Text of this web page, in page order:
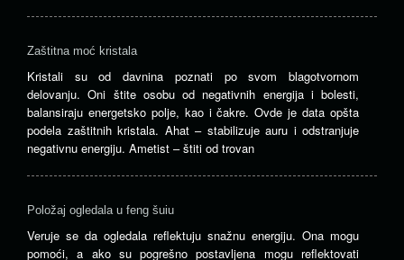
Zaštitna moć kristala
Kristali su od davnina poznati po svom blagotvornom
delovanju. Oni štite osobu od negativnih energija i bolesti,
balansiraju energetsko polje, kao i čakre. Ovde je data opšta
podela zaštitnih kristala. Ahat – stabilizuje auru i odstranjuje
negativnu energiju. Ametist – štiti od trovan
Položaj ogledala u feng šuiu
Veruje se da ogledala reflektuju snažnu energiju. Ona mogu
pomoći, a ako su pogrešno postavljena mogu reflektovati